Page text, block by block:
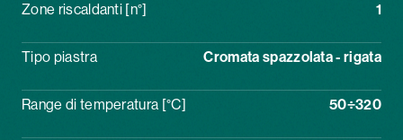
Zone riscaldanti [n°] 1
Tipo piastra Cromata spazzolata - rigata
Range di temperatura [°C] 50÷320